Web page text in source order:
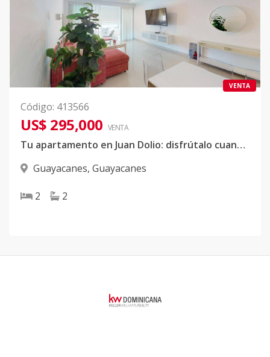
VENTA
Código: 413566
US$ 295,000 VENTA
Tu apartamento en Juan Dolio: disfrútalo cuando estés, monetízalo cuando no estés
Guayacanes, Guayacanes
2 2